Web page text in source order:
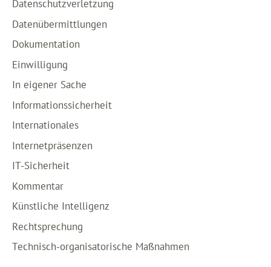
Datenschutzverletzung
Datenübermittlungen
Dokumentation
Einwilligung
In eigener Sache
Informationssicherheit
Internationales
Internetpräsenzen
IT-Sicherheit
Kommentar
Künstliche Intelligenz
Rechtsprechung
Technisch-organisatorische Maßnahmen